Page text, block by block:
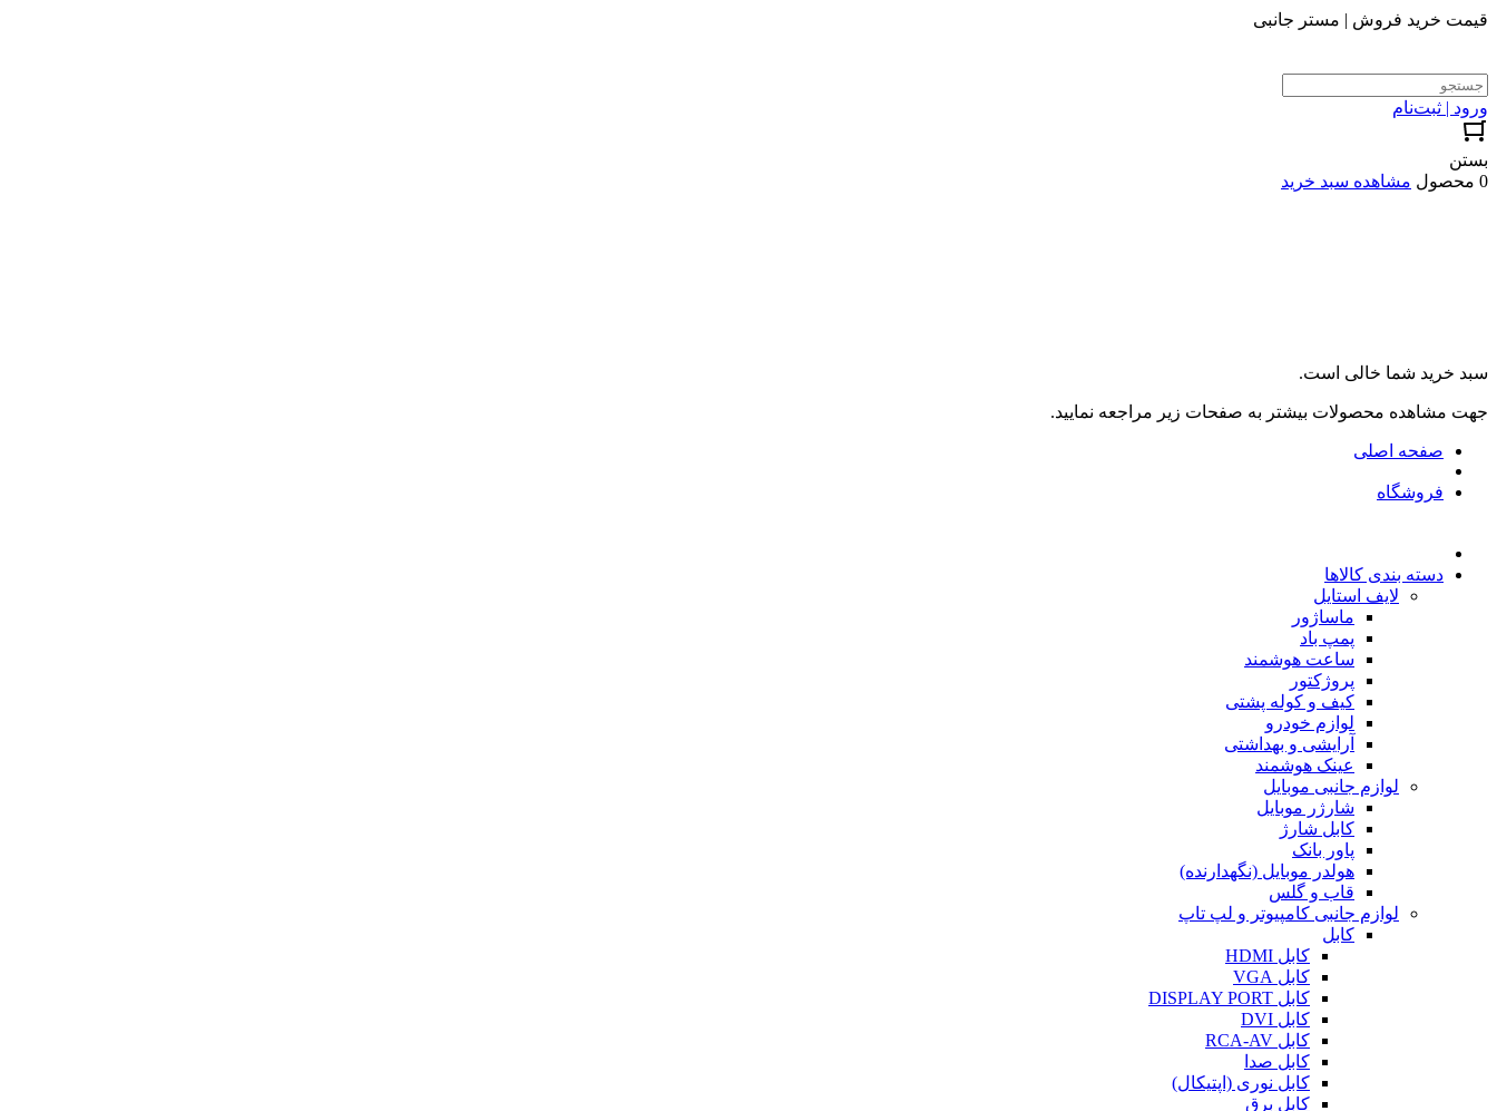
قیمت خرید فروش | مستر جانبی
ورود | ثبت‌نام
بستن
0 محصول
مشاهده سبد خرید
سبد خرید شما خالی است.
جهت مشاهده محصولات بیشتر به صفحات زیر مراجعه نمایید.
صفحه اصلی
فروشگاه
دسته بندی کالاها
لایف استایل
ماساژور
پمپ باد
ساعت هوشمند
پروژکتور
کیف و کوله پشتی
لوازم خودرو
آرایشی و بهداشتی
عینک هوشمند
لوازم جانبی موبایل
شارژر موبایل
کابل شارژ
پاور بانک
هولدر موبایل (نگهدارنده)
قاب و گلس
لوازم جانبی کامپیوتر و لپ تاپ
کابل
کابل HDMI
کابل VGA
کابل DISPLAY PORT
کابل DVI
کابل RCA-AV
کابل صدا
کابل نوری (اپتیکال)
کابل برق